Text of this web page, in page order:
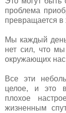
проблема
превращается в
Мы каждый
нет сил, что
окружающих
Все эти
целое, и это
плохое
жизненным